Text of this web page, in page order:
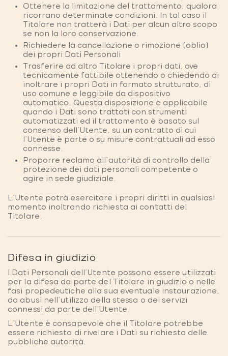
Ottenere la limitazione del trattamento, qualora
ricorrano determinate condizioni. In tal caso il
Titolare non tratterà i Dati per alcun altro scopo
se non la loro conservazione.
Richiedere la cancellazione o rimozione (oblio)
dei propri Dati Personali
Trasferire ad altro Titolare i propri dati, ove
tecnicamente fattibile ottenendo o chiedendo di
inoltrare i propri Dati in formato strutturato, di
uso comune e leggibile da dispositivo
automatico. Questa disposizione è applicabile
quando i Dati sono trattati con strumenti
automatizzati ed il trattamento è basato sul
consenso dell’Utente, su un contratto di cui
l’Utente è parte o su misure contrattuali ad esso
connesse.
Proporre reclamo all’autorità di controllo della
protezione dei dati personali competente o
agire in sede giudiziale.
L’Utente potrà esercitare i propri diritti in qualsiasi
momento inoltrando richiesta ai contatti del
Titolare.
Difesa in giudizio
I Dati Personali dell’Utente possono essere utilizzati
per la difesa da parte del Titolare in giudizio o nelle
fasi propedeutiche alla sua eventuale instaurazione,
da abusi nell'utilizzo della stessa o dei servizi
connessi da parte dell’Utente.
L’Utente è consapevole che il Titolare potrebbe
essere richiesto di rivelare i Dati su richiesta delle
pubbliche autorità.